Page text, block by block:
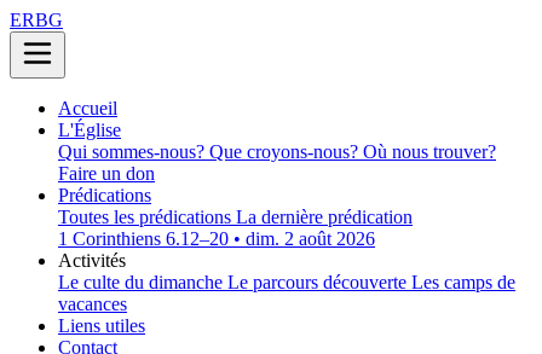
ERBG
Accueil
L'Église
Qui sommes-nous? Que croyons-nous? Où nous trouver?
Faire un don
Prédications
Toutes les prédications La dernière prédication
1 Corinthiens 6.12–20 • dim. 2 août 2026
Activités
Le culte du dimanche Le parcours découverte Les camps de
vacances
Liens utiles
Contact